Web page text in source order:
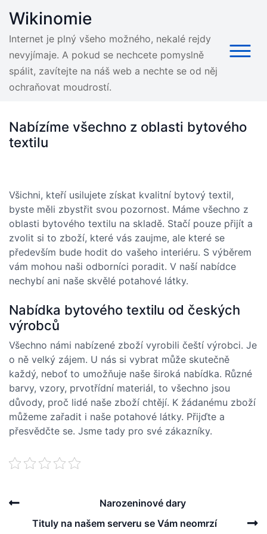
content
Wikinomie
Internet je plný všeho možného, nekalé rejdy
nevyjímaje. A pokud se nechcete pomyslně
spálit, zavítejte na náš web a nechte se od něj
ochraňovat moudrostí.
Nabízíme všechno z oblasti bytového
textilu
Všichni, kteří usilujete získat kvalitní bytový textil,
byste měli zbystřit svou pozornost. Máme všechno z
oblasti bytového textilu na skladě. Stačí pouze přijít a
zvolit si to zboží, které vás zaujme, ale které se
především bude hodit do vašeho interiéru. S výběrem
vám mohou naši odborníci poradit. V naší nabídce
nechybí ani naše skvělé potahové látky.
Nabídka bytového textilu od českých
výrobců
Všechno námi nabízené zboží vyrobili čeští výrobci. Je
o ně velký zájem. U nás si vybrat může skutečně
každý, neboť to umožňuje naše široká nabídka. Různé
barvy, vzory, prvotřídní materiál, to všechno jsou
důvody, proč lidé naše zboží chtějí. K žádanému zboží
můžeme zařadit i naše potahové látky. Přijďte a
přesvědčte se. Jsme tady pro své zákazníky.
Post
navigation
Previous
Narozeninové dary
Tituly na našem serveru se Vám neomrzí